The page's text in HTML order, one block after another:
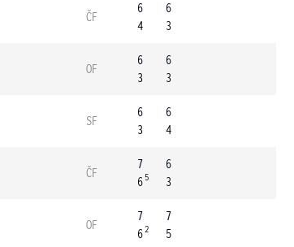
ČF
6
4
6
3
OF
6
3
6
3
SF
6
3
6
4
ČF
7
6 5
6
3
OF
7
62
7
5